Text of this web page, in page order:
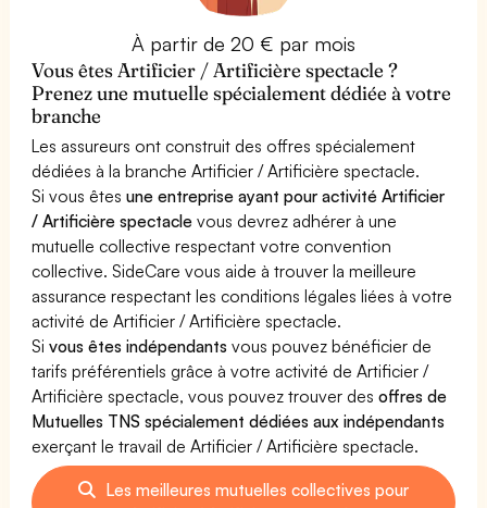
À partir de 20 € par mois
Vous êtes Artificier / Artificière spectacle ?
Prenez une mutuelle spécialement dédiée à votre
branche
Les assureurs ont construit des offres spécialement
dédiées à la branche Artificier / Artificière spectacle.
Si vous êtesune entreprise ayant pour activité Artificier
/ Artificière spectacle vous devrez adhérer à une
mutuelle collective respectant votre convention
collective. SideCare vous aide à trouver la meilleure
assurance respectant les conditions légales liées à votre
activité de Artificier / Artificière spectacle.
Sivous êtes indépendants vous pouvez bénéficier de
tarifs préférentiels grâce à votre activité de Artificier /
Artificière spectacle, vous pouvez trouver desoffres de
Mutuelles TNS spécialement dédiées aux indépendants
exerçant le travail de Artificier / Artificière spectacle.
Les meilleures mutuelles collectives pour